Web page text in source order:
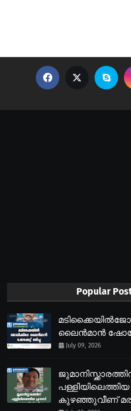
Popular
ലൈൻമാൻ
July 09, 2026
കുഴഞ്ഞുവീണ്